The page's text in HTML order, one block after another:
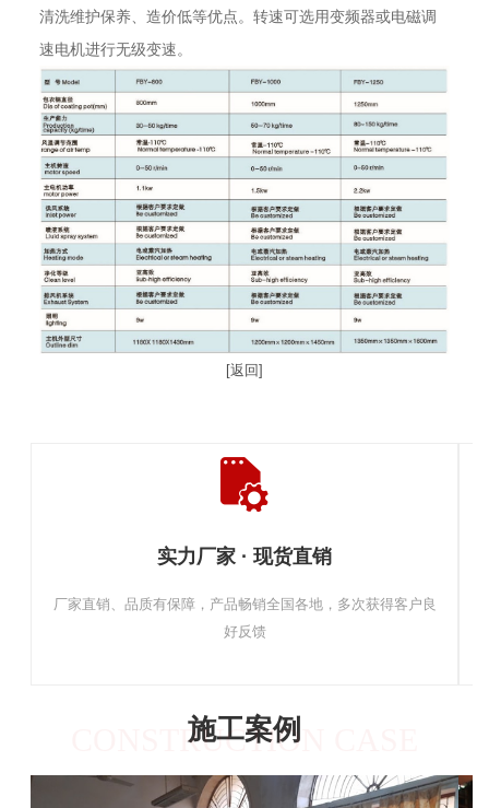
清洗维护保养、造价低等优点。转速可选用变频器或电磁调
速电机进行无级变速。
[返回]
实力厂家 · 现货直销
厂家直销、品质有保障，产品畅销全国各地，多次获得客户良
好反馈
施工案例
CONSTRUCTION CASE